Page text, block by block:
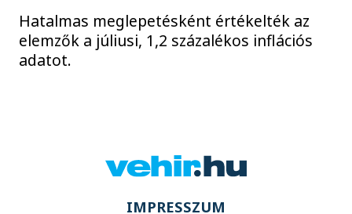
Hatalmas meglepetésként értékelték az
elemzők a júliusi, 1,2 százalékos inflációs
adatot.
IMPRESSZUM